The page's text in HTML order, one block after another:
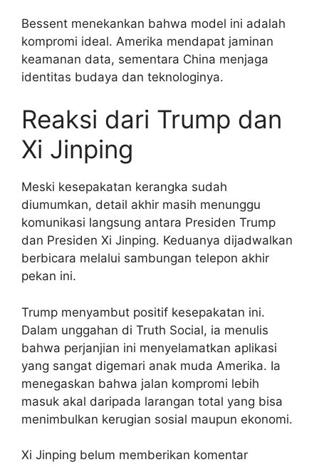
Bessent menekankan bahwa model ini adalah
kompromi ideal. Amerika mendapat jaminan
keamanan data, sementara China menjaga
identitas budaya dan teknologinya.
Reaksi dari Trump dan
Xi Jinping
Meski kesepakatan kerangka sudah
diumumkan, detail akhir masih menunggu
komunikasi langsung antara Presiden Trump
dan Presiden Xi Jinping. Keduanya dijadwalkan
berbicara melalui sambungan telepon akhir
pekan ini.
Trump menyambut positif kesepakatan ini.
Dalam unggahan di Truth Social, ia menulis
bahwa perjanjian ini menyelamatkan aplikasi
yang sangat digemari anak muda Amerika. Ia
menegaskan bahwa jalan kompromi lebih
masuk akal daripada larangan total yang bisa
menimbulkan kerugian sosial maupun ekonomi.
Xi Jinping belum memberikan komentar